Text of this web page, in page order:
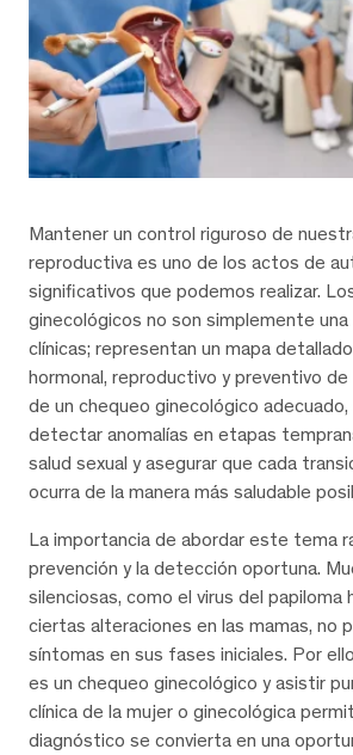
Mantener un control riguroso de
reproductiva es uno de los actos de
significativos que podemos realizar.
ginecológicos no son simplemente
clínicas; representan un mapa
hormonal, reproductivo y preventivo de
de un chequeo ginecológico
detectar anomalías en etapas
salud sexual y asegurar que cada
ocurra de la manera más saludable
La importancia de abordar este tema
prevención y la detección oportuna.
silenciosas, como el virus del papiloma
ciertas alteraciones en las mamas, no
síntomas en sus fases iniciales. Por
es un chequeo ginecológico y asistir
clínica de la mujer o ginecológica
diagnóstico se convierta en una